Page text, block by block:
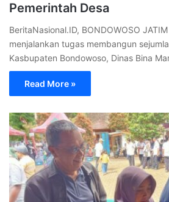
Pemerintah Desa
BeritaNasional.ID, BONDOWOSO
menjalankan tugas membangun
Kasbupaten Bondowoso, Dinas Bina
Read More »